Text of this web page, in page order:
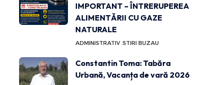
IMPORTANT – ÎNTRERUPEREA
ALIMENTĂRII CU GAZE
NATURALE
ADMINISTRATIV STIRI BUZAU
Constantin Toma: Tabăra
Urbană, Vacanța de vară 2026